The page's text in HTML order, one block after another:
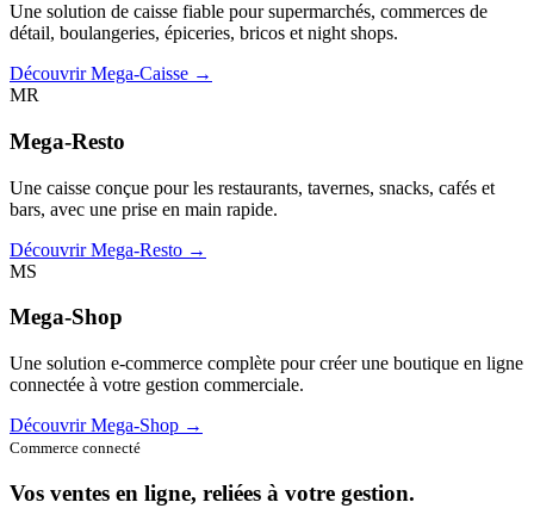
Une solution de caisse fiable pour supermarchés, commerces de
détail, boulangeries, épiceries, bricos et night shops.
Découvrir Mega-Caisse →
MR
Mega-Resto
Une caisse conçue pour les restaurants, tavernes, snacks, cafés et
bars, avec une prise en main rapide.
Découvrir Mega-Resto →
MS
Mega-Shop
Une solution e-commerce complète pour créer une boutique en ligne
connectée à votre gestion commerciale.
Découvrir Mega-Shop →
Commerce connecté
Vos ventes en ligne, reliées à votre gestion.